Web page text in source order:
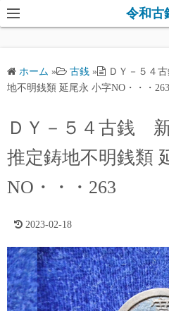
コ
ン
ツ
ッ
令和古
ホーム » 古銭 »
ＤＹ－５４
地不明銭類 延尾永 小字NO・・・263
ＤＹ－５４古銭
推定鋳地不明銭類
NO・・・263
2023-02-18